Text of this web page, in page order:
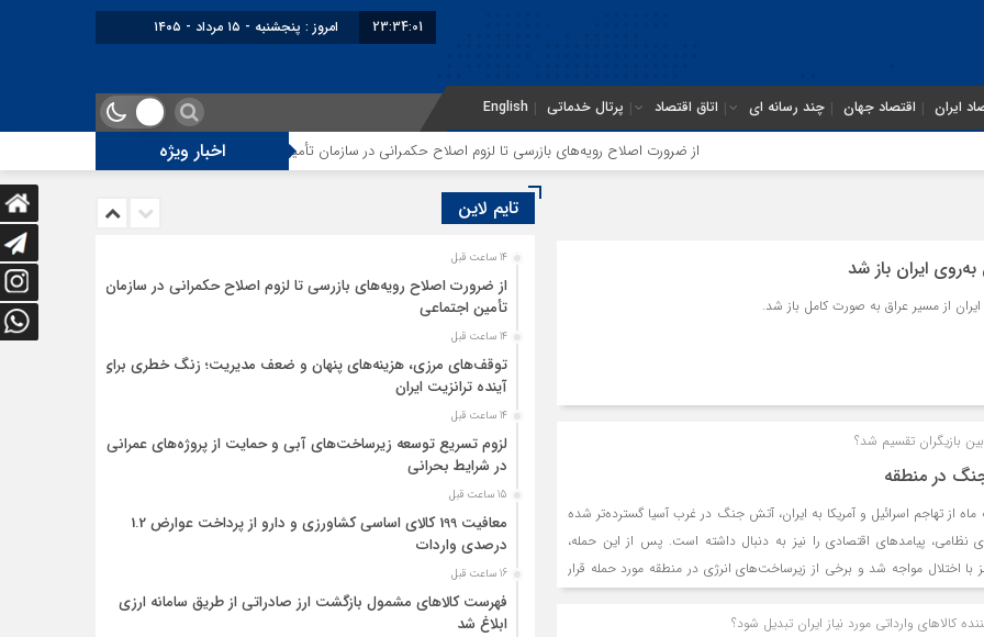
23:34:01 امروز : پنجشنبه - ۱۵ مرداد - ۱۴۰۵
ایران اقتصاد جهان چند رسانه ای اتاق اقتصاد پرتال خدماتی English
اخبار ویژه از ضرورت اصلاح رویه‌های بازرسی تا لزوم اصلاح حکمرانی در سازمان تأمین اجتماعی توقف‌های مرزی، هزینه‌های پنهان و
ایران باز شد
ایران از مسیر عراق به صورت کامل باز شد.
بازیگران تقسیم شد؟
جنگ در منطقه
تهاجم اسرائیل و آمریکا به ایران، آتش جنگ در غرب آسیا گسترده‌تر شده
نظامی، پیامدهای اقتصادی را نیز به دنبال داشته است. پس از این حمله،
با اختلال مواجه شد و برخی از زیرساخت‌های انرژی در منطقه مورد حمله قرار
این پیامدها برای کشورهای همسایه ایران پرداخته است. بر این اساس یک
درگیر عملیات نظامی بوده‌اند و همزمان با اختلال در عرضه نفت خود در
کالاهای وارداتی مورد نیاز ایران تبدیل شود؟
تایم لاین
14 ساعت قبل
از ضرورت اصلاح رویه‌های بازرسی تا لزوم اصلاح حکمرانی در سازمان
تأمین اجتماعی
14 ساعت قبل
توقف‌های مرزی، هزینه‌های پنهان و ضعف مدیریت؛ زنگ خطری برای
آینده ترانزیت ایران
14 ساعت قبل
لزوم تسریع توسعه زیرساخت‌های آبی و حمایت از پروژه‌های عمرانی
در شرایط بحرانی
15 ساعت قبل
معافیت 199 کالای اساسی کشاورزی و دارو از پرداخت عوارض 1.2
درصدی واردات
16 ساعت قبل
فهرست کالاهای مشمول بازگشت ارز صادراتی از طریق سامانه ارزی
ابلاغ شد